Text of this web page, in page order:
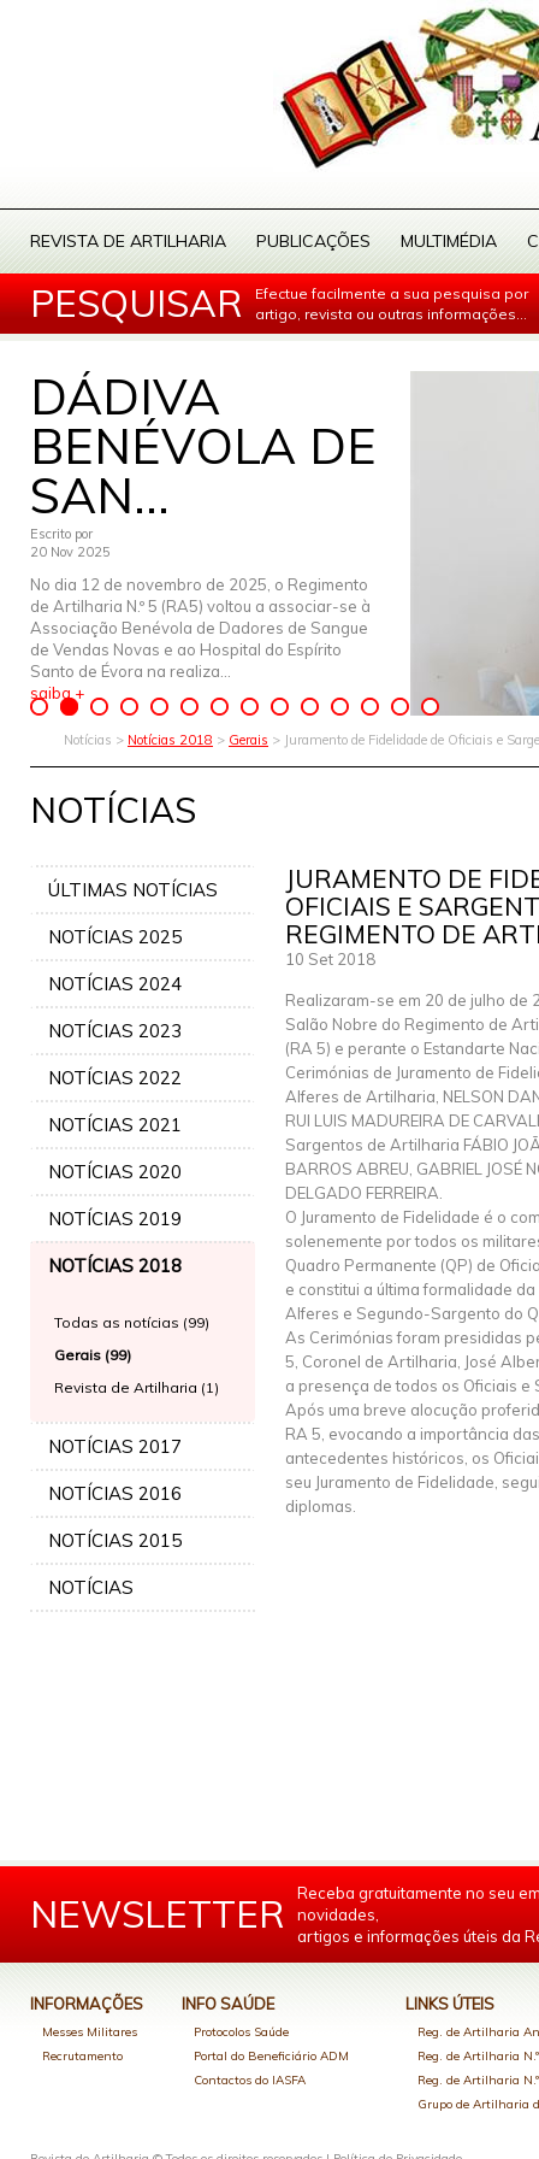
REVISTA DE ARTILHARIA PUBLICAÇÕES MULTIMÉDIA
PESQUISAR
Efectue facilmente a sua pesquisa por
artigo, revista ou outras informações...
DÁDIVA
BENÉVOLA DE
SAN...
Escrito por
20 Nov 2025
No dia 12 de novembro de 2025, o Regimento
de Artilharia N.º 5 (RA5) voltou a associar-se à
Associação Benévola de Dadores de Sangue
de Vendas Novas e ao Hospital do Espírito
Santo de Évora na realiza...
saiba +
Notícias > Notícias 2018 > Gerais > Juramento de Fidelidade de Oficiais e
NOTÍCIAS
ÚLTIMAS NOTÍCIAS
NOTÍCIAS 2025
NOTÍCIAS 2024
NOTÍCIAS 2023
NOTÍCIAS 2022
NOTÍCIAS 2021
NOTÍCIAS 2020
NOTÍCIAS 2019
NOTÍCIAS 2018
Todas as notícias (99)
Gerais (99)
Revista de Artilharia (1)
NOTÍCIAS 2017
NOTÍCIAS 2016
NOTÍCIAS 2015
NOTÍCIAS
JURAMENTO DE
OFICIAIS E
REGIMENTO DE
10 Set 2018
Realizaram-se em 20 de julho de
Salão Nobre do Regimento de
(RA 5) e perante o Estandarte
Cerimónias de Juramento de
Alferes de Artilharia, NELSON
RUI LUIS MADUREIRA DE
Sargentos de Artilharia FÁBIO
BARROS ABREU, GABRIEL JOSÉ
DELGADO FERREIRA.
O Juramento de Fidelidade é o
solenemente por todos os
Quadro Permanente (QP) de
e constitui a última formalidade
Alferes e Segundo-Sargento do
As Cerimónias foram presididas
5, Coronel de Artilharia, José
a presença de todos os Oficiais e
Após uma breve alocução
RA 5, evocando a importância
antecedentes históricos, os
seu Juramento de Fidelidade,
diplomas.
NEWSLETTER
Receba gratuitamente no seu
novidades,
artigos e informações úteis da
INFORMAÇÕES
Messes Militares
Recrutamento
INFO SAÚDE
Protocolos Saúde
Portal do Beneficiário ADM
Contactos do IASFA
LINKS ÚTEIS
Reg. de Artilharia
Reg. de Artilharia
Reg. de Artilharia
Grupo de Artilharia